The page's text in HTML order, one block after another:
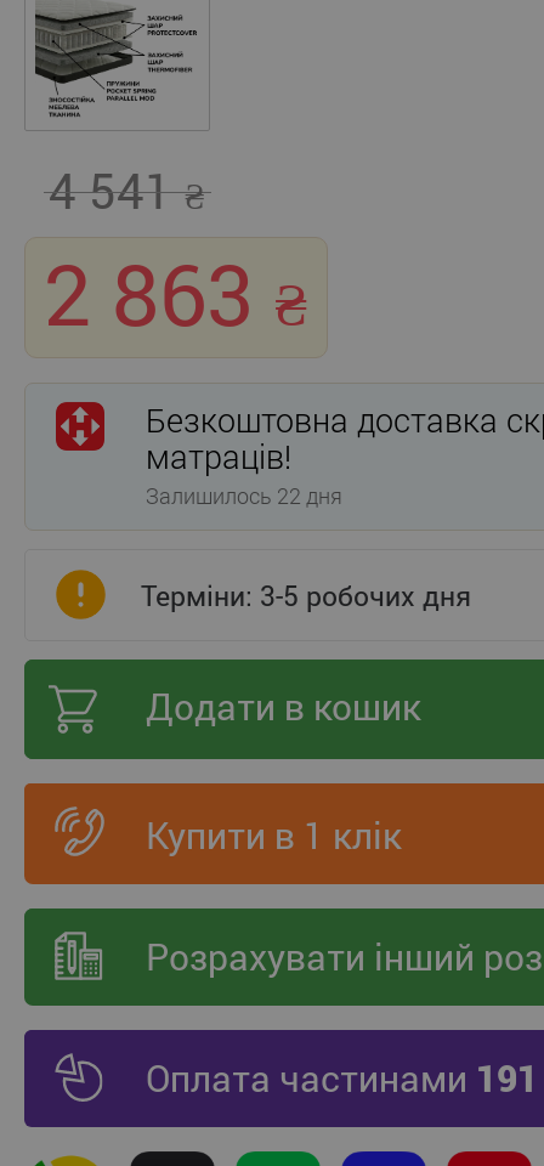
4 541
2 863
Безкоштовна доставка
матраців!
Залишилось 22 дня
Терміни: 3-5 робочих дня
Додати в кошик
Купити в 1 клік
Розрахувати інший
Оплата частинами